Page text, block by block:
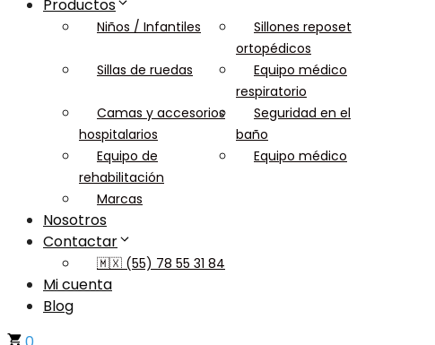
Productos
Niños / Infantiles
Sillones reposet
ortopédicos
Sillas de ruedas
Equipo médico
respiratorio
Camas y accesorios
hospitalarios
Seguridad en el
baño
Equipo de
rehabilitación
Equipo médico
Marcas
Nosotros
Contactar
🇲🇽 (55) 78 55 31 84
Mi cuenta
Blog